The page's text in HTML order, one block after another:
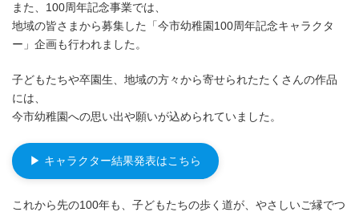
また、100周年記念事業では、
地域の皆さまから募集した「今市幼稚園100周年記念キャラクタ
ー」企画も行われました。
子どもたちや卒園生、地域の方々から寄せられたたくさんの作品
には、
今市幼稚園への思い出や願いが込められていました。
▶ キャラクター結果発表はこちら
これから先の100年も、子どもたちの歩く道が、やさしいご縁でつ